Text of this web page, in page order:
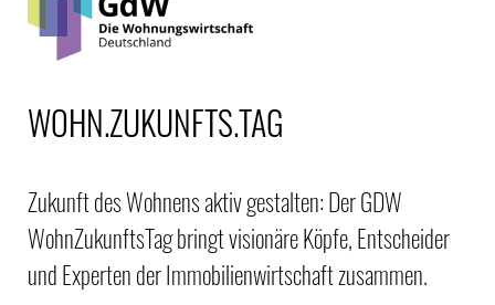
WOHN.ZUKUNFTS.TAG
Zukunft des Wohnens aktiv gestalten: Der GDW
WohnZukunftsTag bringt visionäre Köpfe, Entscheider
und Experten der Immobilienwirtschaft zusammen.